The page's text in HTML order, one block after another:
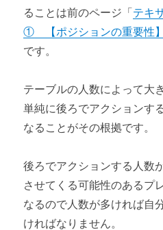
ることは前のページ「 テキ
① 【ポジションの重要性】
です。
テーブルの人数によって大
単純に後ろでアクションす
なることがその根拠です。
後ろでアクションする人数
させてくる可能性のあるプ
なるので人数が多ければ自
ければなりません。